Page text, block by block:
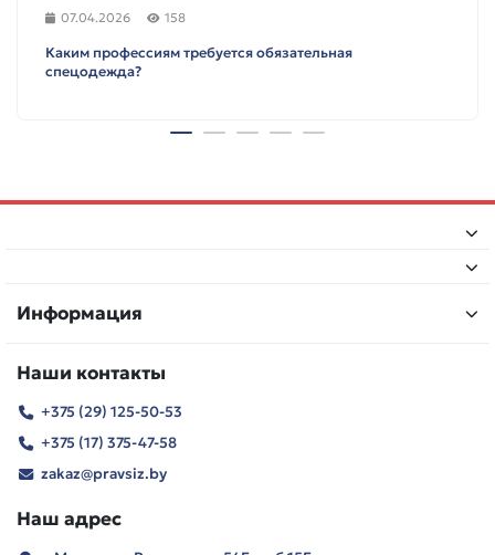
07.04.2026 158
Каким профессиям требуется обязательная
спецодежда?
Информация
Наши контакты
+375 (29) 125-50-53
+375 (17) 375-47-58
zakaz@pravsiz.by
Наш адрес